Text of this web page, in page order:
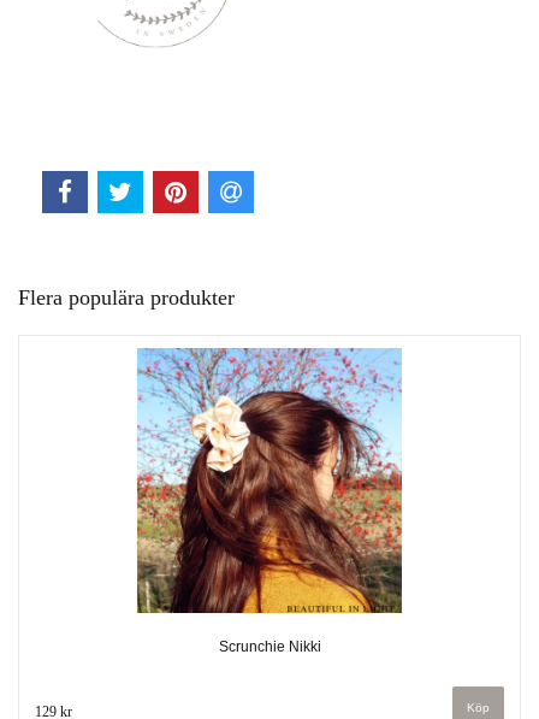
Flera populära produkter
Scrunchie Nikki
129 kr